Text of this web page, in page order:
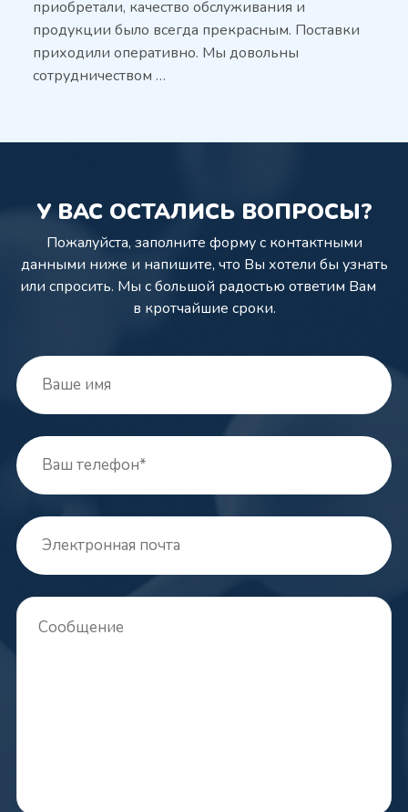
приобретали, качество обслуживания и
продукции было всегда прекрасным. Поставки
приходили оперативно. Мы довольны
сотрудничеством …
У ВАС ОСТАЛИСЬ ВОПРОСЫ?
Пожалуйста, заполните форму с контактными
данными ниже и напишите, что Вы хотели бы узнать
или спросить. Мы с большой радостью ответим Вам
в кротчайшие сроки.